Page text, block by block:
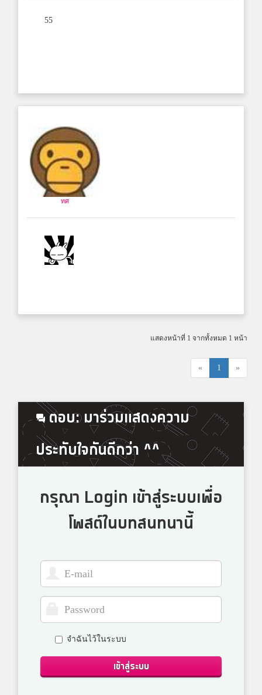
55
ทศ
แสดงหน้าที่ 1 จากทั้งหมด 1 หน้า
« 1 »
ตอบ: มาร่วมแสดงความ
ประทับใจกันดีกว่า ^^
กรุณา Login เข้าสู่ระบบเพื่อ
โพสต์ในบทสนทนานี้
จำฉันไว้ในระบบ
เข้าสู่ระบบ